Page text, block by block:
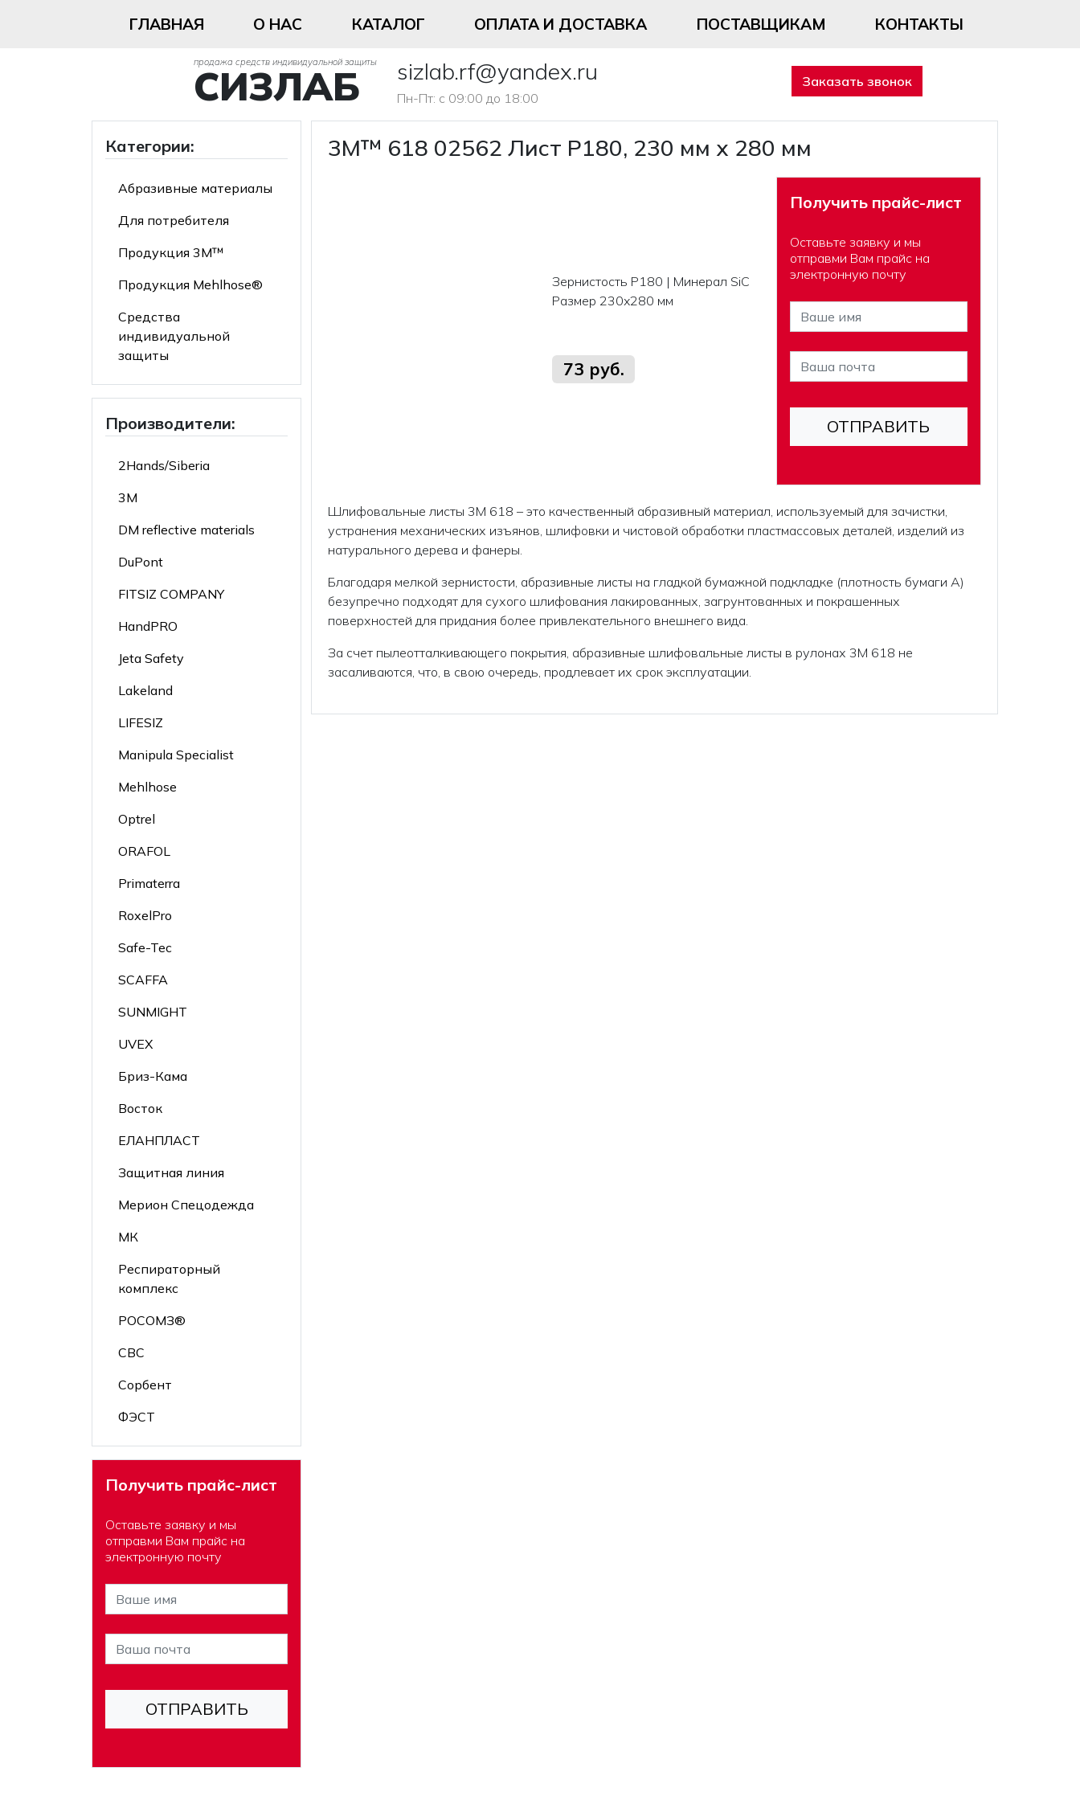
ГЛАВНАЯ О НАС КАТАЛОГ ОПЛАТА И ДОСТАВКА ПОСТАВЩИКАМ КОНТАКТЫ
продажа средств индивидуальной защиты
СИЗЛАБ sizlab.rf@yandex.ru
Пн-Пт: с 09:00 до 18:00
Заказать звонок
Категории:
Абразивные материалы
Для потребителя
Продукция 3М™
Продукция Mehlhose®
Средства
индивидуальной
защиты
Производители:
2Hands/Siberia
3M
DM reflective materials
DuPont
FITSIZ COMPANY
HandPRO
Jeta Safety
Lakeland
LIFESIZ
Manipula Specialist
Mehlhose
Optrel
ORAFOL
Primaterra
RoxelPro
Safe-Tec
SCAFFA
SUNMIGHT
UVEX
Бриз-Кама
Восток
ЕЛАНПЛАСТ
Защитная линия
Мерион Спецодежда
МК
Респираторный
комплекс
РОСОМЗ®
СВС
Сорбент
ФЭСТ
Получить прайс-лист
Оставьте заявку и мы
отправми Вам прайс на
электронную почту
3M™ 618 02562 Лист P180, 230 мм х 280 мм
Зернистость P180 | Минерал SiC
Размер 230x280 мм
73 руб.
Получить прайс-лист
Оставьте заявку и мы
отправми Вам прайс на
электронную почту
Шлифовальные листы 3M 618 – это качественный абразивный материал, используемый для зачистки,
устранения механических изъянов, шлифовки и чистовой обработки пластмассовых деталей, изделий из
натурального дерева и фанеры.
Благодаря мелкой зернистости, абразивные листы на гладкой бумажной подкладке (плотность бумаги А)
безупречно подходят для сухого шлифования лакированных, загрунтованных и покрашенных
поверхностей для придания более привлекательного внешнего вида.
За счет пылеотталкивающего покрытия, абразивные шлифовальные листы в рулонах 3M 618 не
засаливаются, что, в свою очередь, продлевает их срок эксплуатации.